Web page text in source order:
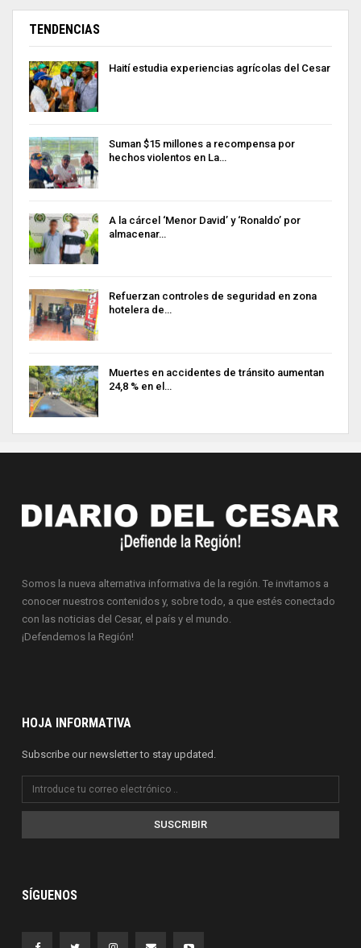
TENDENCIAS
Haití estudia experiencias agrícolas del Cesar
Suman $15 millones a recompensa por
hechos violentos en La…
A la cárcel ‘Menor David’ y ‘Ronaldo’ por
almacenar…
Refuerzan controles de seguridad en zona
hotelera de…
Muertes en accidentes de tránsito aumentan
24,8 % en el…
Somos la nueva alternativa informativa de la región. Te invitamos a
conocer nuestros contenidos y, sobre todo, a que estés conectado
con las noticias del Cesar, el país y el mundo.
¡Defendemos la Región!
HOJA INFORMATIVA
Subscribe our newsletter to stay updated.
SUSCRIBIR
SÍGUENOS